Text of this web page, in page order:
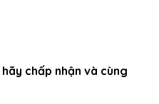
hãy chấp nhận và cùng